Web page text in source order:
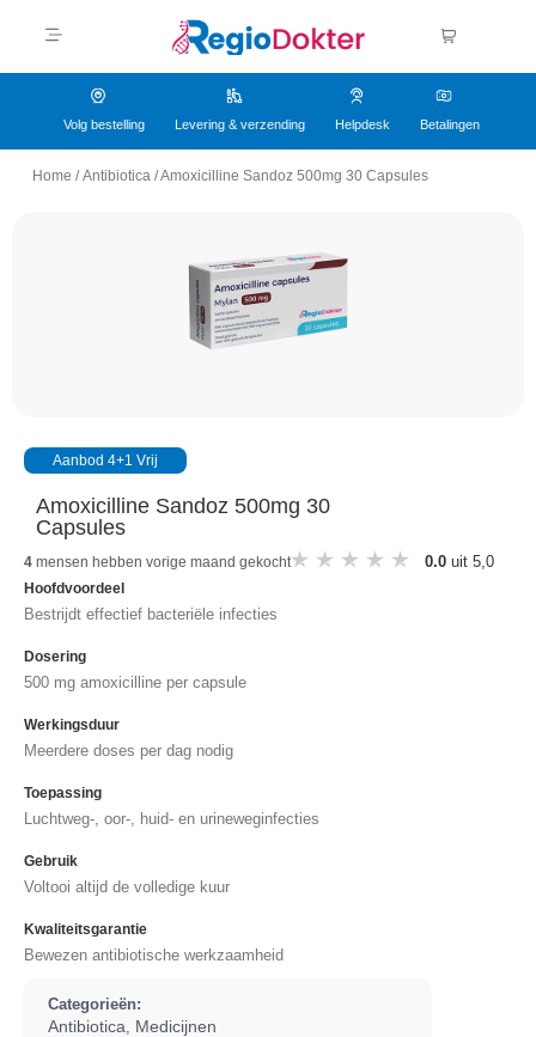
Volg bestelling Levering & verzending Helpdesk Betalingen
Home /Antibiotica /Amoxicilline Sandoz 500mg 30 Capsules
Aanbod 4+1 Vrij
Amoxicilline Sandoz 500mg 30
Capsules
4 mensen hebben vorige maand gekocht 0.0 uit 5,0
Hoofdvoordeel
Bestrijdt effectief bacteriële infecties
Dosering
500 mg amoxicilline per capsule
Werkingsduur
Meerdere doses per dag nodig
Toepassing
Luchtweg-, oor-, huid- en urineweginfecties
Gebruik
Voltooi altijd de volledige kuur
Kwaliteitsgarantie
Bewezen antibiotische werkzaamheid
Categorieën:
Antibiotica Medicijnen